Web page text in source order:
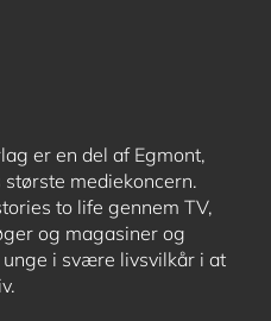
er en del af Egmont,
mediekoncern.
to life gennem TV,
og magasiner og
i svære livsvilkår i at